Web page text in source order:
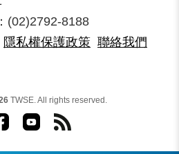
(02)2792-8188
隱私權保護政策 聯絡我們
TWSE. All rights reserved.